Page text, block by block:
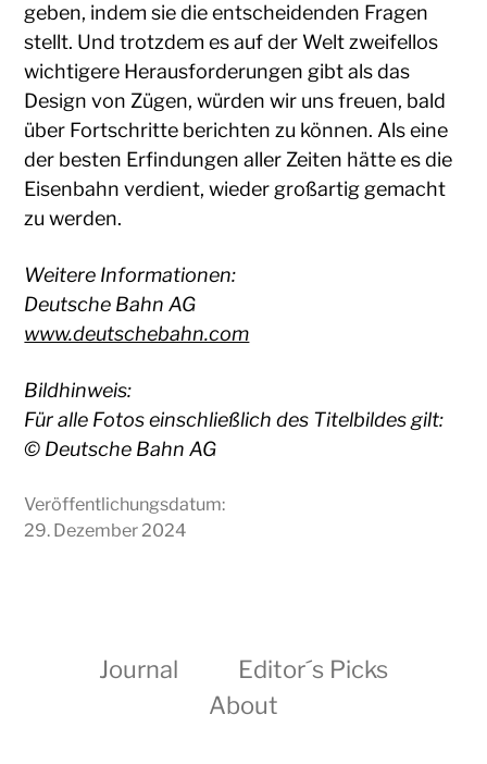
geben, indem sie die entscheidenden Fragen
stellt. Und trotzdem es auf der Welt zweifellos
wichtigere Herausforderungen gibt als das
Design von Zügen, würden wir uns freuen, bald
über Fortschritte berichten zu können. Als eine
der besten Erfindungen aller Zeiten hätte es die
Eisenbahn verdient, wieder großartig gemacht
zu werden.
Weitere Informationen:
Deutsche Bahn AG
www.deutschebahn.com
Bildhinweis:
Für alle Fotos einschließlich des Titelbildes gilt:
© Deutsche Bahn AG
Veröffentlichungsdatum:
29. Dezember 2024
Journal
Editor´s Picks
About